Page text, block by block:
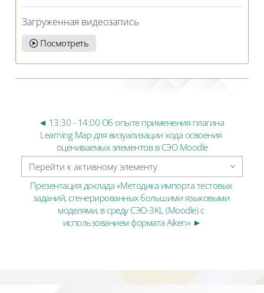
Загруженная видеозапись
Посмотреть
◄ 13:30 - 14:00 Об опыте применения плагина
Learning Map для визуализации хода освоения
оцениваемых элементов в СЭО Moodle
Перейти к активному элементу
Презентация доклада «Методика импорта тестовых
заданий, сгенерированных большими языковыми
моделями, в среду СЭО-3KL (Moodle) с
использованием формата Aiken» ►